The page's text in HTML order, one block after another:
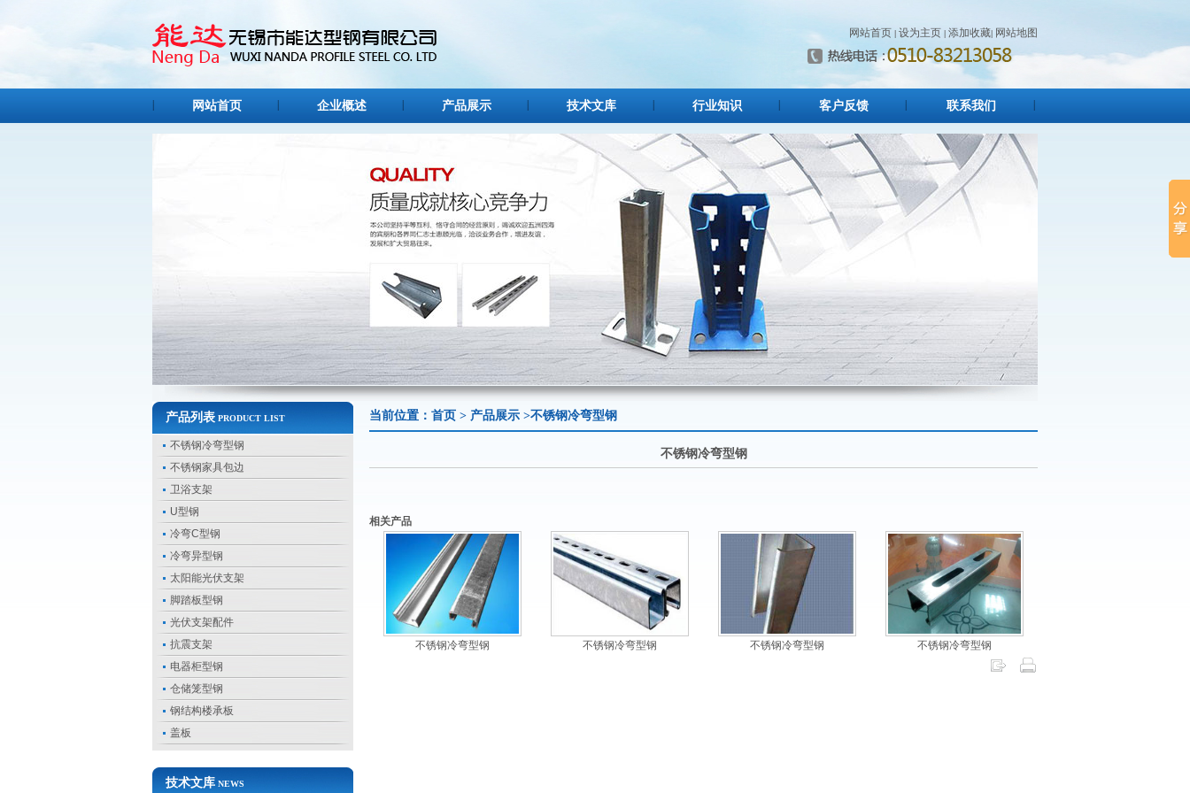
网站首页 设为主页 添加收藏 网站地图
网站首页 企业概述 产品展示 技术文库 行业知识 客户反馈 联系我们
产品列表 PRODUCT LIST
不锈钢冷弯型钢
不锈钢家具包边
卫浴支架
U型钢
冷弯C型钢
冷弯异型钢
太阳能光伏支架
脚踏板型钢
光伏支架配件
抗震支架
电器柜型钢
仓储笼型钢
钢结构楼承板
盖板
技术文库 NEWS
当前位置： 首页 > 产品展示 >不锈钢冷弯型钢
不锈钢冷弯型钢
相关产品
不锈钢冷弯型钢 不锈钢冷弯型钢 不锈钢冷弯型钢 不锈钢冷弯型钢